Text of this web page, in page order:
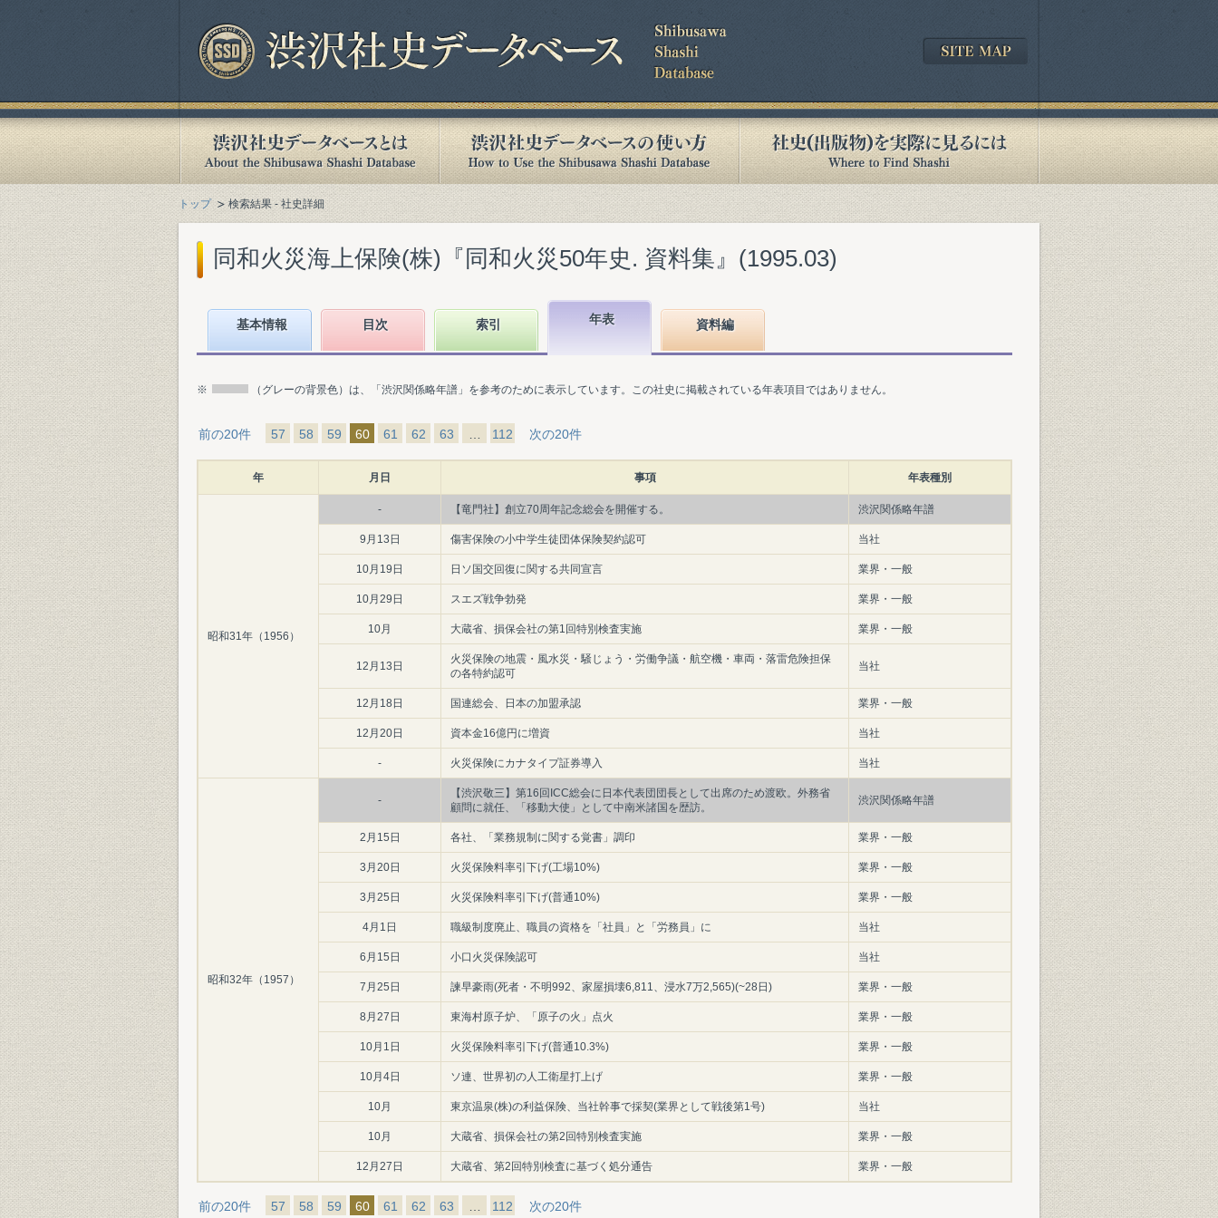
トップ 検索結果 - 社史詳細
同和火災海上保険(株)『同和火災50年史. 資料集』(1995.03)
基本情報 目次 索引 年表 資料編
※ （グレーの背景色）は、「渋沢関係略年譜」を参考のために表示しています。この社史に掲載されている年表項目ではありません。
前の20件 57 58 59 60 61 62 63 112 次の20件
年 月日 事項 年表種別
昭和31年（1956）
- 【竜門社】創立70周年記念総会を開催する。 渋沢関係略年譜
9月13日 傷害保険の小中学生徒団体保険契約認可 当社
10月19日 日ソ国交回復に関する共同宣言 業界・一般
10月29日 スエズ戦争勃発 業界・一般
10月 大蔵省、損保会社の第1回特別検査実施 業界・一般
12月13日
火災保険の地震・風水災・騒じょう・労働争議・航空機・車両・落雷危険担保
の各特約認可
当社
12月18日 国連総会、日本の加盟承認 業界・一般
12月20日 資本金16億円に増資 当社
- 火災保険にカナタイプ証券導入 当社
昭和32年（1957）
-
【渋沢敬三】第16回ICC総会に日本代表団団長として出席のため渡欧。外務省
顧問に就任、「移動大使」として中南米諸国を歴訪。
渋沢関係略年譜
2月15日 各社、「業務規制に関する覚書」調印 業界・一般
3月20日 火災保険料率引下げ(工場10%) 業界・一般
3月25日 火災保険料率引下げ(普通10%) 業界・一般
4月1日 職級制度廃止、職員の資格を「社員」と「労務員」に 当社
6月15日 小口火災保険認可 当社
7月25日 諫早豪雨(死者・不明992、家屋損壊6,811、浸水7万2,565)(~28日) 業界・一般
8月27日 東海村原子炉、「原子の火」点火 業界・一般
10月1日 火災保険料率引下げ(普通10.3%) 業界・一般
10月4日 ソ連、世界初の人工衛星打上げ 業界・一般
10月 東京温泉(株)の利益保険、当社幹事で採契(業界として戦後第1号) 当社
10月 大蔵省、損保会社の第2回特別検査実施 業界・一般
12月27日 大蔵省、第2回特別検査に基づく処分通告 業界・一般
前の20件 57 58 59 60 61 62 63 112 次の20件